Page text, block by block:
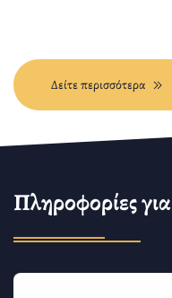
Δείτε περισσότερα
Πληροφορίες για